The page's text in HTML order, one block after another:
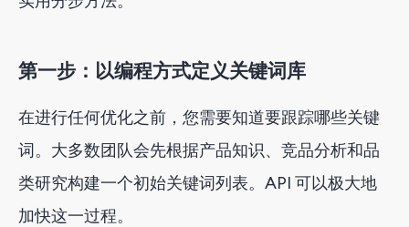
第一步：以编程方式定义关键词库
在进行任何优化之前，您需要知道要跟踪哪些关键
词。大多数团队会先根据产品知识、竞品分析和品
类研究构建一个初始关键词列表。API 可以极大地
加快这一过程。